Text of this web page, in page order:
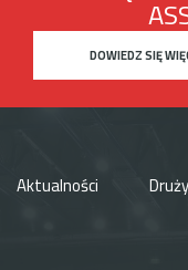
DOWIEDZ SIĘ
Aktualności